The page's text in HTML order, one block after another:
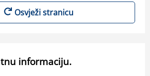
Osvježi stranicu
informaciju.